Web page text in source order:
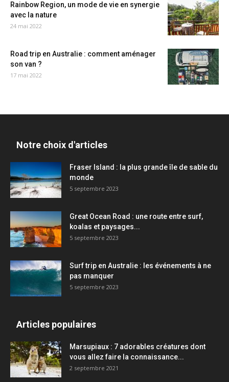
Rainbow Region, un mode de vie en synergie
avec la nature
24 mai 2022
Road trip en Australie : comment aménager
son van ?
17 mai 2022
Notre choix d'articles
Fraser Island : la plus grande île de sable du
monde
5 septembre 2023
Great Ocean Road : une route entre surf,
koalas et paysages...
5 septembre 2023
Surf trip en Australie : les événements à ne
pas manquer
5 septembre 2023
Articles populaires
Marsupiaux : 7 adorables créatures dont
vous allez faire la connaissance...
2 septembre 2021